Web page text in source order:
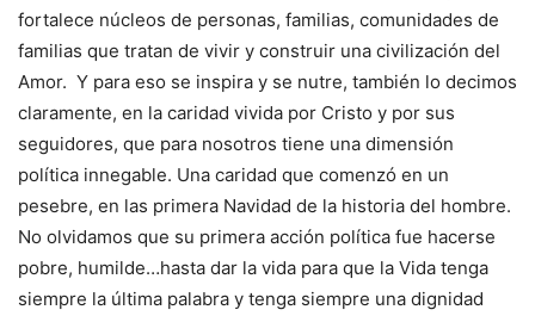
fortalece núcleos de personas, familias, comunidades de
familias que tratan de vivir y construir una civilización del
Amor. Y para eso se inspira y se nutre, también lo decimos
claramente, en la caridad vivida por Cristo y por sus
seguidores, que para nosotros tiene una dimensión
política innegable. Una caridad que comenzó en un
pesebre, en las primera Navidad de la historia del hombre.
No olvidamos que su primera acción política fue hacerse
pobre, humilde…hasta dar la vida para que la Vida tenga
siempre la última palabra y tenga siempre una dignidad